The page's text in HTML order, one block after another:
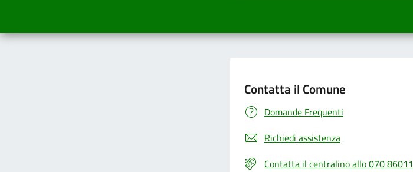
Contatta il Comune
Domande Frequenti
Richiedi assistenza
Contatta il centralino allo 070 86011